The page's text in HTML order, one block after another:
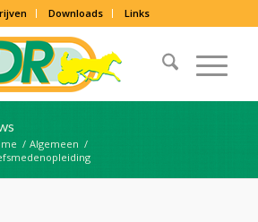
Downloads Links
/ Algemeen /